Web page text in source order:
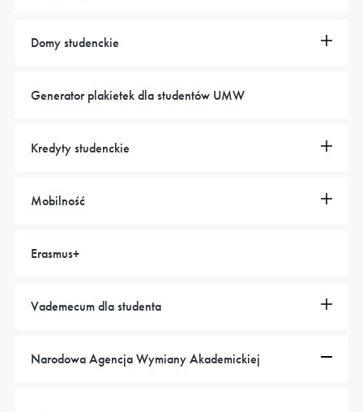
Domy studenckie
Generator plakietek dla studentów UMW
Kredyty studenckie
Mobilność
Erasmus+
Vademecum dla studenta
Narodowa Agencja Wymiany Akademickiej